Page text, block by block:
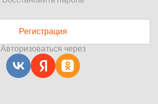
Регистрация
Авторизоваться через